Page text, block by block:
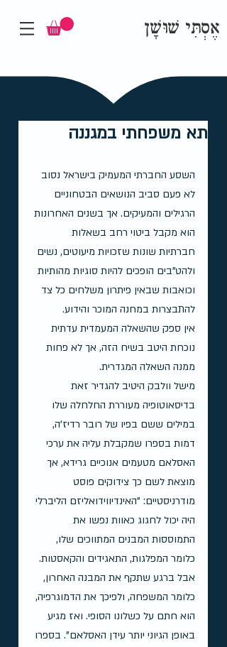
אֶסְתִּי שׁוּשָׁן
תא משפחתי במגננה
השסע החברתי המעמיק בישראל נסוב
לא פעם סביב הנושאים הבטחוניים
הרגילים והמעיקים. אך בשנים האחרונות
הוא מקבל ביטוי רחב בשאלות
חברתיות שונות שזכויות מיעוטים, נשים
ולהט"בים הופכים להיות סוגיות מהותיות
וכואבות שבאין פיתרון משלחים כל צד
להתבצרות במחנה המוכר והידוע.
אין ספק שהשאלה המעמדית עדתית
נוכחת היטב בשיח הזה, אך לא פחות
ממנה השאלה המגדרית.
מישל וולבק היטיב להגדיר זאת
בדיסאוטופיה מעוררת החלחלה שלו
במילים ששם בפיו של רובר רדיז'ה,
דמות בספרו שמקבלת עליה את ערכי
האסלאם מטעמים אנוכיים גרידא, אך
מוצאת לשם כך צידוקים פוסט
מודרניסטיים: "האינדיווידואליזם הליברלי
היה יכול לחגוג כאוות נפשו את
התמוססות המבנים המתווכים שלו,
כלומר המפלגות, התאגידים והקאסטות.
אבל ברגע שתקף את המבנה האחרון,
כלומר המשפחה, ולפיכך את הדמוגרפיה,
הוא חתם על כשלונו הסופי. ואז מגיע
באופן הגיוני יותר עידן האסלאם". בספרו